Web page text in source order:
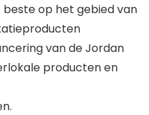
beste op het gebied van
van de Jordan
producten en